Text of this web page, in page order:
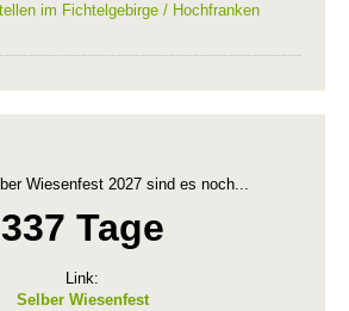
im Fichtelgebirge / Hochfranken
Wiesenfest 2027 sind es noch...
337 Tage
Link:
Selber Wiesenfest